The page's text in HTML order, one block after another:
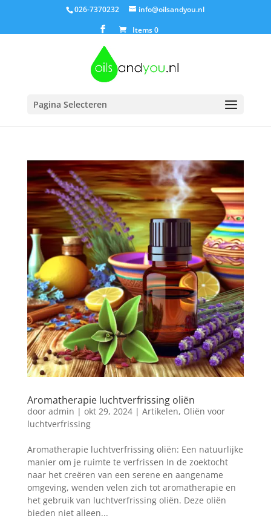
026-7370232
info@oilsandyou.nl
Items 0
Pagina Selecteren
Aromatherapie luchtverfrissing oliën
door admin | okt 29, 2024| Artikelen, Oliën voor
luchtverfrissing
Aromatherapie luchtverfrissing oliën: Een natuurlijke
manier om je ruimte te verfrissen In de zoektocht
naar het creëren van een serene en aangename
omgeving, wenden velen zich tot aromatherapie en
het gebruik van luchtverfrissing oliën. Deze oliën
bieden niet alleen...